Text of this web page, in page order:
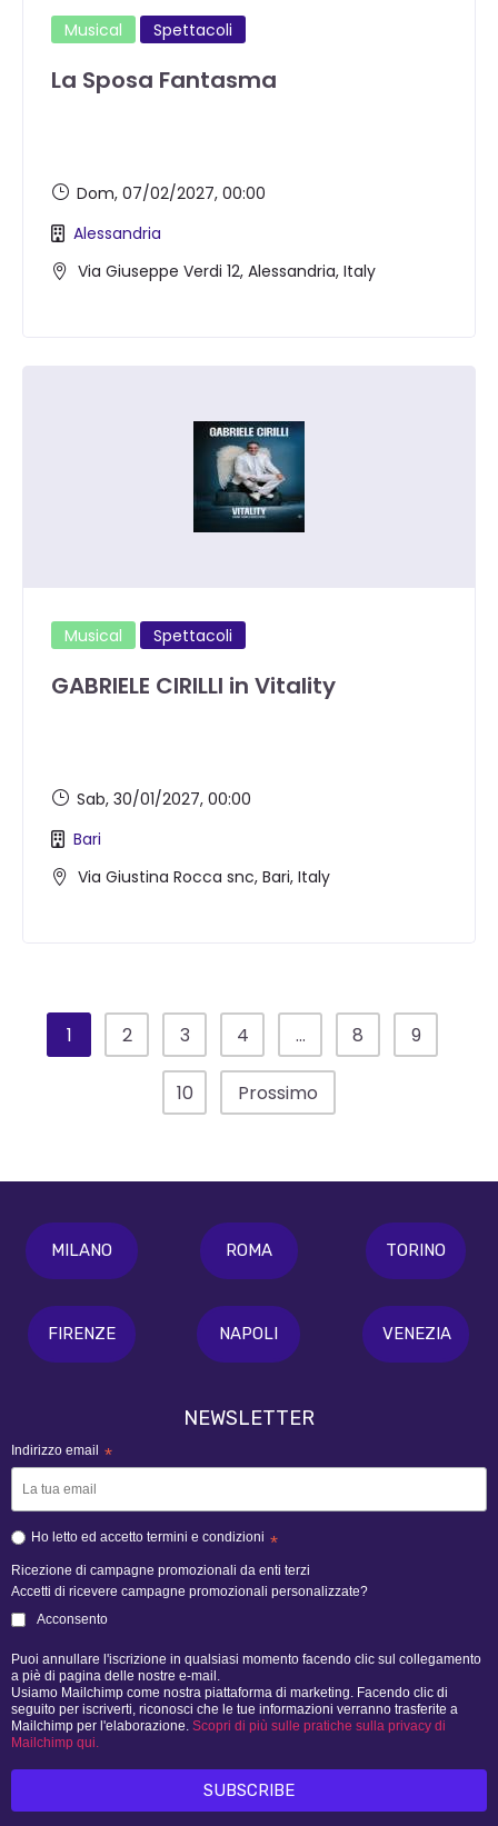
Musical Spettacoli
La Sposa Fantasma
Via Giuseppe Verdi 12, Alessandria, Italy
Alessandria
Dom, 07/02/2027, 00:00
Musical Spettacoli
GABRIELE CIRILLI in Vitality
Via Giustina Rocca snc, Bari, Italy
Bari
Sab, 30/01/2027, 00:00
1 2 3 4 … 8 9
10 Prossimo
MILANO ROMA TORINO
FIRENZE NAPOLI VENEZIA
NEWSLETTER
Indirizzo email *
Ho letto ed accetto termini e condizioni *
Ricezione di campagne promozionali da enti terzi
Accetti di ricevere campagne promozionali personalizzate?
Acconsento
Puoi annullare l'iscrizione in qualsiasi momento facendo clic sul collegamento
a piè di pagina delle nostre e-mail.
Usiamo Mailchimp come nostra piattaforma di marketing. Facendo clic di
seguito per iscriverti, riconosci che le tue informazioni verranno trasferite a
Mailchimp per l'elaborazione. Scopri di più sulle pratiche sulla privacy di
Mailchimp qui.